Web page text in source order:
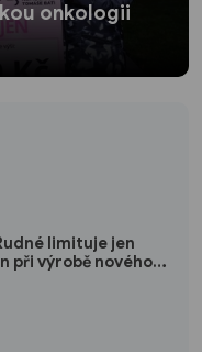
onkologii
limituje jen
při výrobě nového